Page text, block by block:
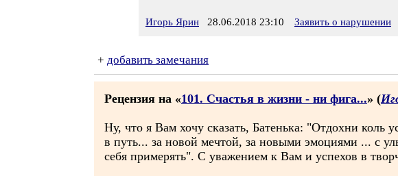
Игорь Ярин 28.06.2018 23:10 Заявить о нарушении
+ добавить замечания
Рецензия на «101. Счастья в жизни - ни фига...» (
Ну, что я Вам хочу сказать, Батенька: "Отдохни коль
в путь... за новой мечтой, за новыми эмоциями ... с
себя примерять". С уважением к Вам и успехов в